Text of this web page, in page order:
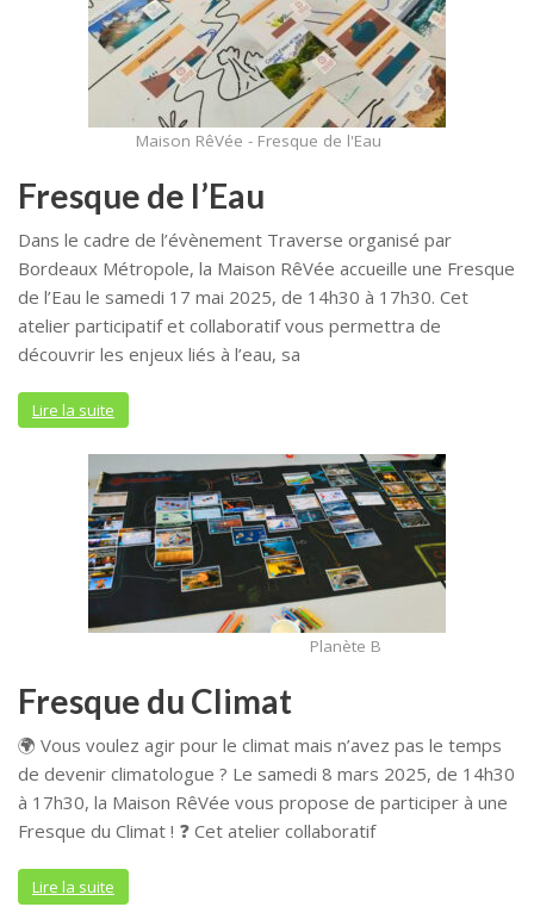
Maison RêVée - Fresque de l'Eau
Fresque de l’Eau
Dans le cadre de l’évènement Traverse organisé par
Bordeaux Métropole, la Maison RêVée accueille une Fresque
de l’Eau le samedi 17 mai 2025, de 14h30 à 17h30. Cet
atelier participatif et collaboratif vous permettra de
découvrir les enjeux liés à l’eau, sa
Lire la suite
Planète B
Fresque du Climat
🌍 Vous voulez agir pour le climat mais n’avez pas le temps
de devenir climatologue ? Le samedi 8 mars 2025, de 14h30
à 17h30, la Maison RêVée vous propose de participer à une
Fresque du Climat ! ❓ Cet atelier collaboratif
Lire la suite